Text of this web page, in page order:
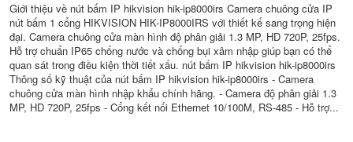
Giới thiệu về nút bấm IP hikvision hik-ip8000irs Camera chuông cửa IP
nút bấm 1 cổng HIKVISION HIK-IP8000IRS với thiết kế sang trọng hiện
đại. Camera chuông cửa màn hình độ phân giải 1.3 MP, HD 720P, 25fps.
Hỗ trợ chuẩn IP65 chống nước và chống bụi xâm nhập giúp bạn có thể
quan sát trong điều kiện thời tiết xấu. nút bấm IP hikvision hik-ip8000irs
Thông số kỹ thuật của nút bấm IP hikvision hik-ip8000irs - Camera
chuông cửa màn hình nhập khẩu chính hãng. - Camera độ phân giải 1.3
MP, HD 720P, 25fps - Cổng kết nối Ethernet 10/100M, RS-485 - Hỗ trợ...